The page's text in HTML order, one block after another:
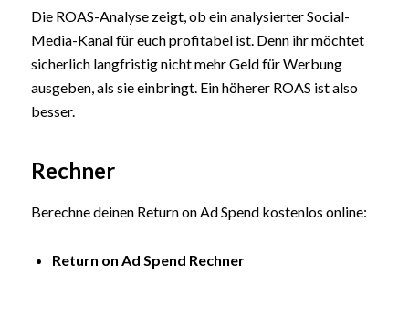
Die ROAS-Analyse zeigt, ob ein analysierter Social-
Media-Kanal für euch profitabel ist. Denn ihr möchtet
sicherlich langfristig nicht mehr Geld für Werbung
ausgeben, als sie einbringt. Ein höherer ROAS ist also
besser.
Rechner
Berechne deinen Return on Ad Spend kostenlos online:
Return on Ad Spend Rechner